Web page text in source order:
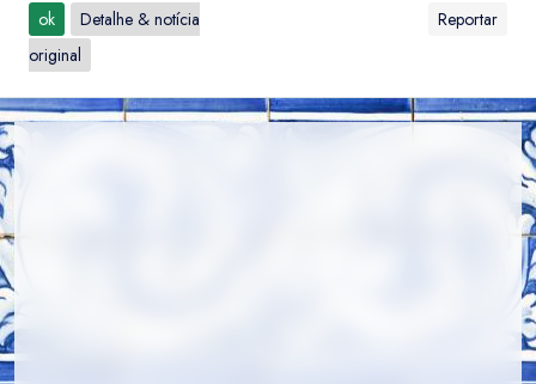
ok
Detalhe & notícia
original
Reportar